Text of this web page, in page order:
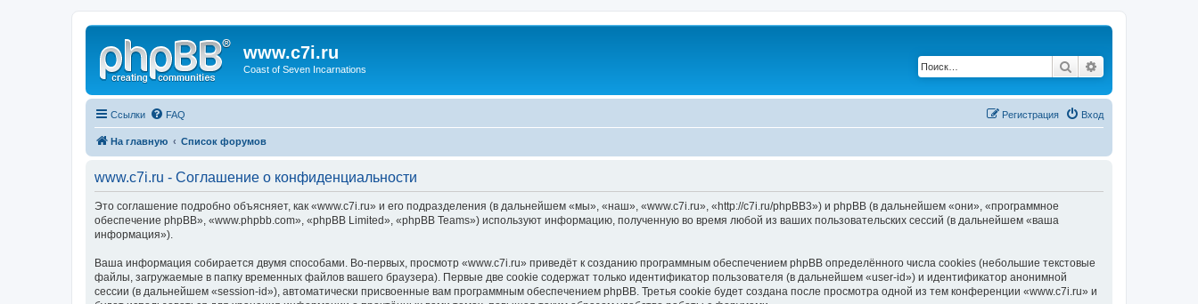
www.c7i.ru
Coast of Seven Incarnations Поиск
Ссылки FAQ Вход
Регистрация
На главную Список форумов
www.c7i.ru - Соглашение о конфиденциальности
Это соглашение подробно объясняет, как «www.c7i.ru» и его подразделения (в дальнейшем «мы», «наш», «www.c7i.ru», «http://c7i.ru/phpBB3») и phpBB (в дальнейшем «они», «программное
обеспечение phpBB», «www.phpbb.com», «phpBB Limited», «phpBB Teams») используют информацию, полученную во время любой из ваших пользовательских сессий (в дальнейшем «ваша
информация»).
Ваша информация собирается двумя способами. Во-первых, просмотр «www.c7i.ru» приведёт к созданию программным обеспечением phpBB определённого числа cookies (небольшие текстовые
файлы, загружаемые в папку временных файлов вашего браузера). Первые две cookie содержат только идентификатор пользователя (в дальнейшем «user-id») и идентификатор анонимной
сессии (в дальнейшем «session-id»), автоматически присвоенные вам программным обеспечением phpBB. Третья cookie будет создана после просмотра одной из тем конференции «www.c7i.ru» и